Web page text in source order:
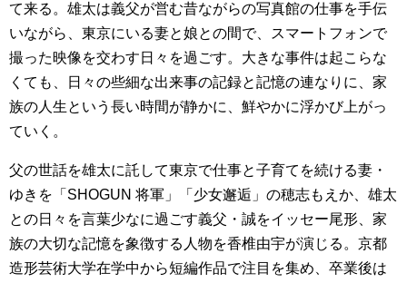
て来る。雄太は義父が営む昔ながらの写真館の仕事を手伝
いながら、東京にいる妻と娘との間で、スマートフォンで
撮った映像を交わす日々を過ごす。大きな事件は起こらな
くても、日々の些細な出来事の記録と記憶の連なりに、家
族の人生という長い時間が静かに、鮮やかに浮かび上がっ
ていく。
父の世話を雄太に託して東京で仕事と子育てを続ける妻・
ゆきを「SHOGUN 将軍」「少女邂逅」の穂志もえか、雄太
との日々を言葉少なに過ごす義父・誠をイッセー尾形、家
族の大切な記憶を象徴する人物を香椎由宇が演じる。京都
造形芸術大学在学中から短編作品で注目を集め、卒業後は